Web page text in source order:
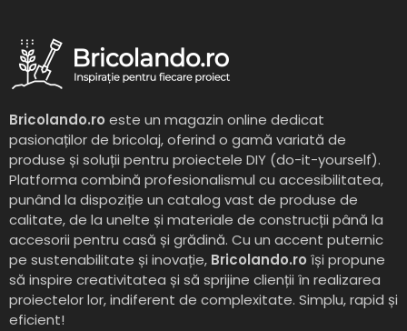
Bricolando.ro este un magazin online dedicat
pasionaților de bricolaj, oferind o gamă variată de
produse și soluții pentru proiectele DIY (do-it-yourself).
Platforma combină profesionalismul cu accesibilitatea,
punând la dispoziție un catalog vast de produse de
calitate, de la unelte și materiale de construcții până la
accesorii pentru casă și grădină. Cu un accent puternic
pe sustenabilitate și inovație, Bricolando.ro își propune
să inspire creativitatea și să sprijine clienții în realizarea
proiectelor lor, indiferent de complexitate. Simplu, rapid și
eficient!